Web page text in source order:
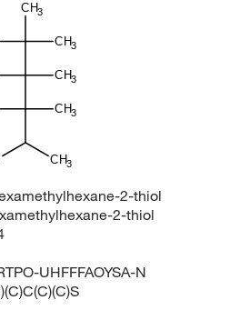
CH3
CH3
CH3
CH3
CH3
2-thiol
2-thiol
UHFFFAOYSA-N